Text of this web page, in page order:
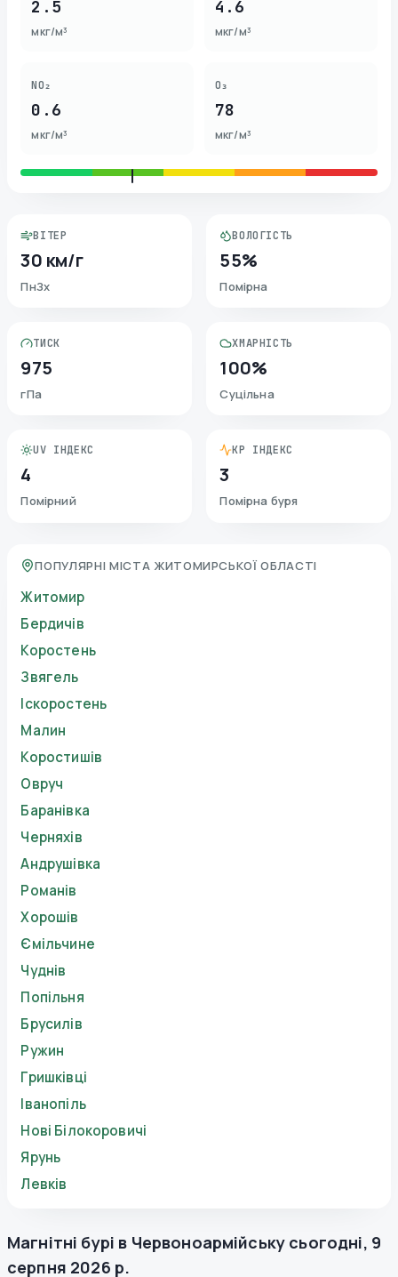
2.5
мкг/м³
4.6
мкг/м³
NO₂
0.6
мкг/м³
O₃
78
мкг/м³
ВІТЕР
30 км/г
ПнЗх
ВОЛОГІСТЬ
55%
Помірна
ТИСК
975
гПа
ХМАРНІСТЬ
100%
Суцільна
UV ІНДЕКС
4
Помірний
KP ІНДЕКС
3
Помірна буря
ПОПУЛЯРНІ МІСТА ЖИТОМИРСЬКОЇ ОБЛАСТІ
Житомир
Бердичів
Коростень
Звягель
Іскоростень
Малин
Коростишів
Овруч
Баранівка
Черняхів
Андрушівка
Романів
Хорошів
Ємільчине
Чуднів
Попільня
Брусилів
Ружин
Гришківці
Іванопіль
Нові Білокоровичі
Ярунь
Левків
Магнітні бурі в Червоноармійську сьогодні, 9
серпня 2026 р.